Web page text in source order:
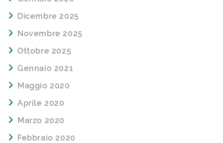
Dicembre 2025
Novembre 2025
Ottobre 2025
Gennaio 2021
Maggio 2020
Aprile 2020
Marzo 2020
Febbraio 2020